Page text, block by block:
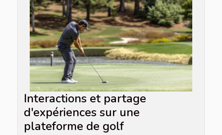
Interactions et partage
d'expériences sur une
plateforme de golf